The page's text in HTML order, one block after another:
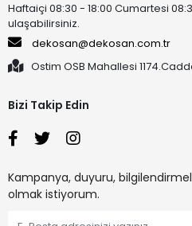
Haftaiçi 08:30 - 18:00 Cumartesi
ulaşabilirsiniz.
dekosan@dekosan.com.tr
Ostim OSB Mahallesi
Bizi Takip Edin
Kampanya, duyuru,
olmak istiyorum.